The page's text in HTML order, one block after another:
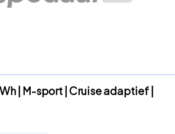
| M-sport | Cruise adaptief |